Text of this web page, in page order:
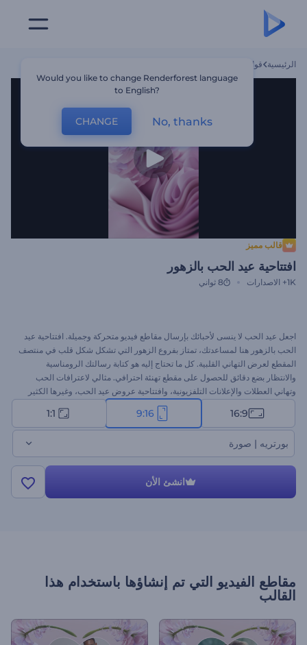
الرئيسية قوالب
قالب مميز
افتتاحية عيد الحب بالزهور
1K+ الاصدارات 8 ثواني
اجعل عيد الحب لا ينسى لأحبائك بإرسال مقاطع فيديو متحركة وجميلة. افتتاحية عيد
الحب بالزهور هنا لمساعدتك، تمتاز بفروع الزهور التي تشكل شكل قلب في منتصف
المقطع لعرض التهاني القلبية. كل ما تحتاج إليه هو كتابة رسالتك الرومناسية
والانتظار بضع دقائق للحصول على مقطع تهنئة احترافي. مثالي لاعترافات الحب
وتهاني العطلات والإعلانات التلفزيونية، وافتتاحية عروض عيد الحب، وغيرها الكثير
من المشروعات. قم بإنشاء مقطع فيديو عيد الحب الفريد الخاص بك واجعل يوم
حبيبك لا ينسى. جرب لآن!
16:9
9:16
1:1
بورتريه | صورة
انشئ الأن
مقاطع الفيديو التي تم إنشاؤها باستخدام هذا
القالب
Would you like to change Renderforest language
to English?
CHANGE No, thanks